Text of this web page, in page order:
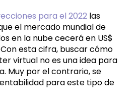
para el 2022 las
el mercado mundial de
en la nube cecerá en US$
esta cifra, buscar cómo
virtual no es una idea para
Muy por el contrario, se
para este tipo de